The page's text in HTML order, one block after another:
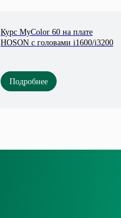
Курс MyColor 60 на плате
HOSON с головами i1600/i3200
Подробнее